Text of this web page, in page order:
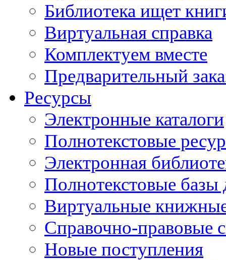
Библиотека ищет
Виртуальная справка
Комплектуем вместе
Предварительный
Ресурсы
Электронные каталоги
Полнотекстовые
Электронная
Полнотекстовые
Виртуальные
Справочно-правовые
Новые поступления